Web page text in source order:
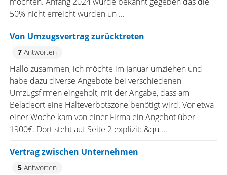
50% nicht erreicht wurden un ...
Von Umzugsvertrag zurücktreten
7Antworten
Hallo zusammen, ich möchte im Januar umziehen und
habe dazu diverse Angebote bei verschiedenen
Umzugsfirmen eingeholt, mit der Angabe, dass am
Beladeort eine Halteverbotszone benötigt wird. Vor etwa
einer Woche kam von einer Firma ein Angebot über
1900€. Dort steht auf Seite 2 explizit: &qu ...
Vertrag zwischen Unternehmen
5Antworten